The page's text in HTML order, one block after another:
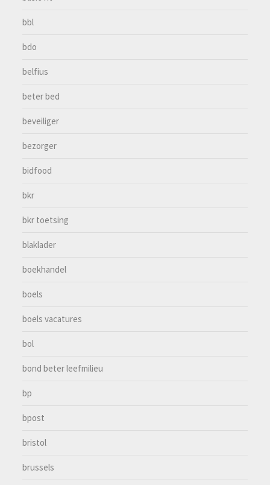
bbl
bdo
belfius
beter bed
beveiliger
bezorger
bidfood
bkr
bkr toetsing
blaklader
boekhandel
boels
boels vacatures
bol
bond beter leefmilieu
bp
bpost
bristol
brussels